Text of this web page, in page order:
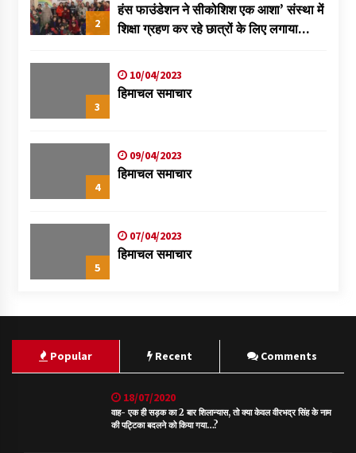
2
हंस फाउंडेशन ने सीकोशिश एक आशा’ संस्था में
शिक्षा ग्रहण कर रहे छात्रों के लिए लगाया
3
10/04/2023
हिमाचल समाचार
4
09/04/2023
हिमाचल समाचार
5
07/04/2023
हिमाचल समाचार
Popular Recent Comments
18/07/2020
वाह- एक ही सड़क का 2 बार शिलान्यास, तो क्या केवल वीरभद्र सिंह के नाम
की पट्टिका बदलने को किया गया…?